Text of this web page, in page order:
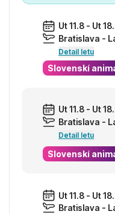
Ut 11.8 - Ut
Bratislava -
Detail letu
Slovenskí
Ut 11.8 - Ut
Bratislava -
Detail letu
Slovenskí
Ut 11.8 - Ut
Bratislava -